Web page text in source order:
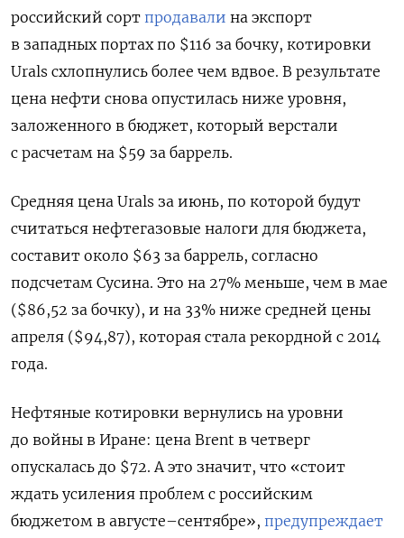
российский сорт продавали на экспорт
в западных портах по $116 за бочку, котировки
Urals схлопнулись более чем вдвое. В результате
цена нефти снова опустилась ниже уровня,
заложенного в бюджет, который верстали
с расчетам на $59 за баррель.
Средняя цена Urals за июнь, по которой будут
считаться нефтегазовые налоги для бюджета,
составит около $63 за баррель, согласно
подсчетам Сусина. Это на 27% меньше, чем в мае
($86,52 за бочку), и на 33% ниже средней цены
апреля ($94,87), которая стала рекордной с 2014
года.
Нефтяные котировки вернулись на уровни
до войны в Иране: цена Brent в четверг
опускалась до $72. А это значит, что «стоит
ждать усиления проблем с российским
бюджетом в августе–сентябре», предупреждает